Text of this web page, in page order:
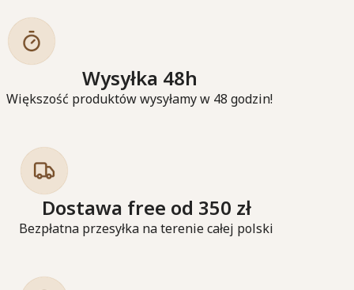
Wysyłka 48h
Większość produktów wysyłamy w 48 godzin!
Dostawa free od 350 zł
Bezpłatna przesyłka na terenie całej polski